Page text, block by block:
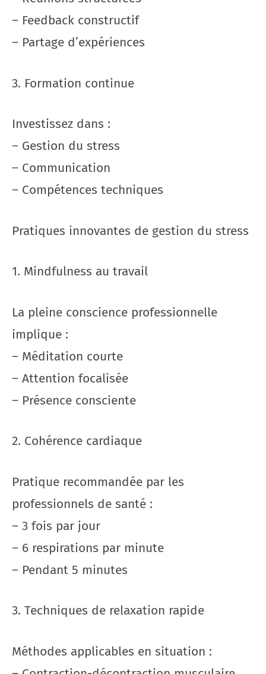
– Feedback constructif
– Partage d’expériences
3. Formation continue
Investissez dans :
– Gestion du stress
– Communication
– Compétences techniques
Pratiques innovantes de gestion du stress
1. Mindfulness au travail
La pleine conscience professionnelle
implique :
– Méditation courte
– Attention focalisée
– Présence consciente
2. Cohérence cardiaque
Pratique recommandée par les
professionnels de santé :
– 3 fois par jour
– 6 respirations par minute
– Pendant 5 minutes
3. Techniques de relaxation rapide
Méthodes applicables en situation :